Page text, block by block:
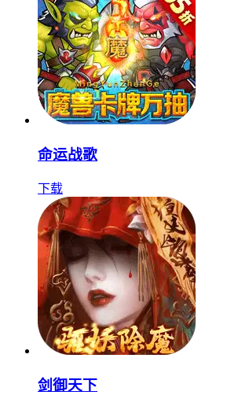
命运战歌
下载
剑御天下